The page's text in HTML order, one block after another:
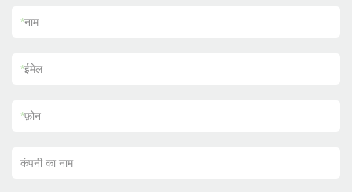
*नाम
*ईमेल
*फ़ोन
कंपनी का नाम